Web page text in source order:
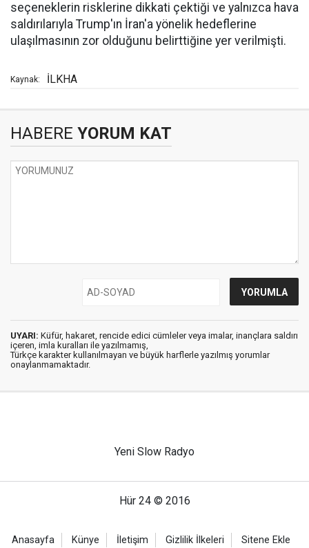
seçeneklerin risklerine dikkati çektiği ve yalnızca hava
saldırılarıyla Trump'ın İran'a yönelik hedeflerine
ulaşılmasının zor olduğunu belirttiğine yer verilmişti.
Kaynak: İLKHA
HABERE YORUM KAT
UYARI: Küfür, hakaret, rencide edici cümleler veya imalar, inançlara saldırı
içeren, imla kuralları ile yazılmamış,
Türkçe karakter kullanılmayan ve büyük harflerle yazılmış yorumlar
onaylanmamaktadır.
Yeni Slow Radyo
Hür 24 © 2016
Anasayfa Künye İletişim Gizlilik İlkeleri Sitene Ekle